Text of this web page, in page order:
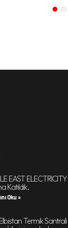
EAST ELECTRICITY
Katıldık.
Oku »
Termik Santrali